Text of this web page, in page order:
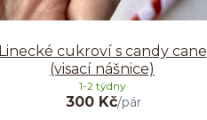
Linecké cukroví s candy cane
(visací nášnice)
300 Kč/pár
1-2 týdny